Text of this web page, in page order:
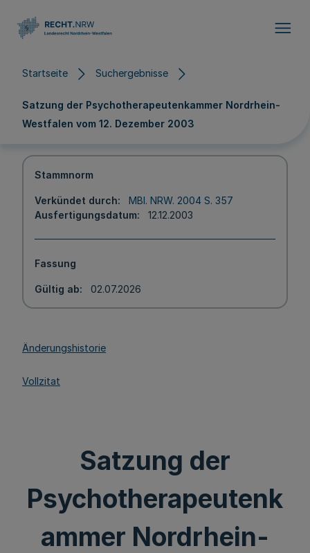
Startseite Suchergebnisse
Satzung der Psychotherapeutenkammer Nordrhein-
Westfalen vom 12. Dezember 2003
Stammnorm
Verkündet durch
MBl. NRW. 2004 S. 357
Ausfertigungsdatum
12.12.2003
Fassung
Gültig ab 02.07.2026
Änderungshistorie
Vollzitat
Satzung der
Psychotherapeutenk
ammer Nordrhein-